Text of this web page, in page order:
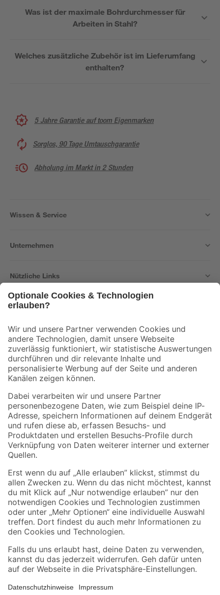
Was ist der maximale Bohrdurchmesser für
Arbeiten in Stahl?
Welches zusätzliche Zubehör ist im Lieferumfang
enthalten?
5 Jahre Garantie auf toom Eigenmarken
Sorglos, 90 Tage Umtauschgarantie
Abholung im Markt in 2 Stunden
Wissen & Service
Unternehmen
Nützliche Links
Der toom Newsletter: Keine Angebote und Aktionen mehr verpassen!
Zur Newsletter Anmeldung
Folge uns
Zahlungsarten Versandarten
Sicher einkaufen
Jetzt die toom-App herunterladen
Alle Preisangaben in EUR inkl. gesetzl. MwSt.. Die dargestellten Angebote sind unter
Umständen nicht in allen Märkten verfügbar. Die angegebenen Verfügbarkeiten beziehen
Produkte nur solange der Vorrat reicht.
*Paketversand ab 59 € versandkostenfrei, gilt nicht für Artikel mit Speditionsversand, hier